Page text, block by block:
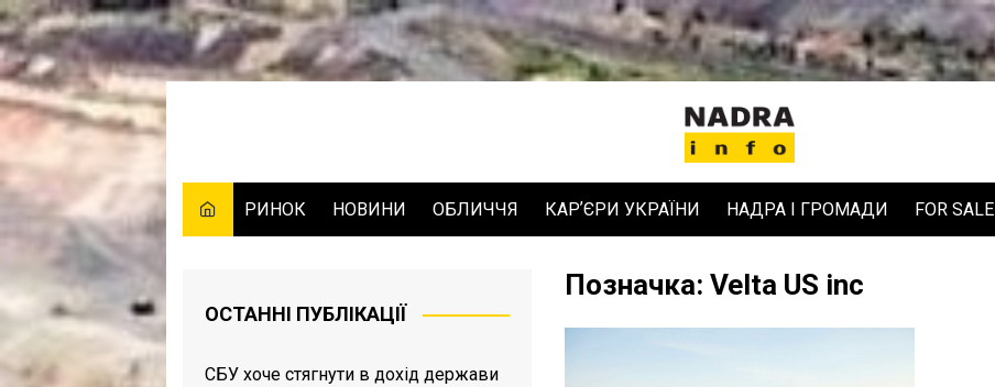
Skip
to
РИНОК НОВИНИ ОБЛИЧЧЯ КАРʼЄРИ УКРАЇНИ НАДРА І ГРОМАДИ FOR SALE
Позначка:Velta US inc
ОСТАННІ ПУБЛІКАЦІЇ
СБУ хоче стягнути в дохід держави